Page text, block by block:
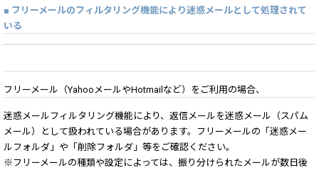
■ フリーメールのフィルタリング機能により迷惑メールとして処理されて
いる
フリーメール（YahooメールやHotmailなど）をご利用の場合、
迷惑メールフィルタリング機能により、返信メールを迷惑メール（スパム
メール）として扱われている場合があります。フリーメールの「迷惑メー
ルフォルダ」や「削除フォルダ」等をご確認ください。
※フリーメールの種類や設定によっては、振り分けられたメールが数日後